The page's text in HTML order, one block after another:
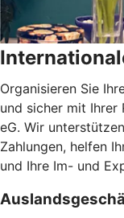
Organisieren Sie
und sicher mit Ihrer
eG. Wir
Zahlungen, helfen
und Ihre Im- und